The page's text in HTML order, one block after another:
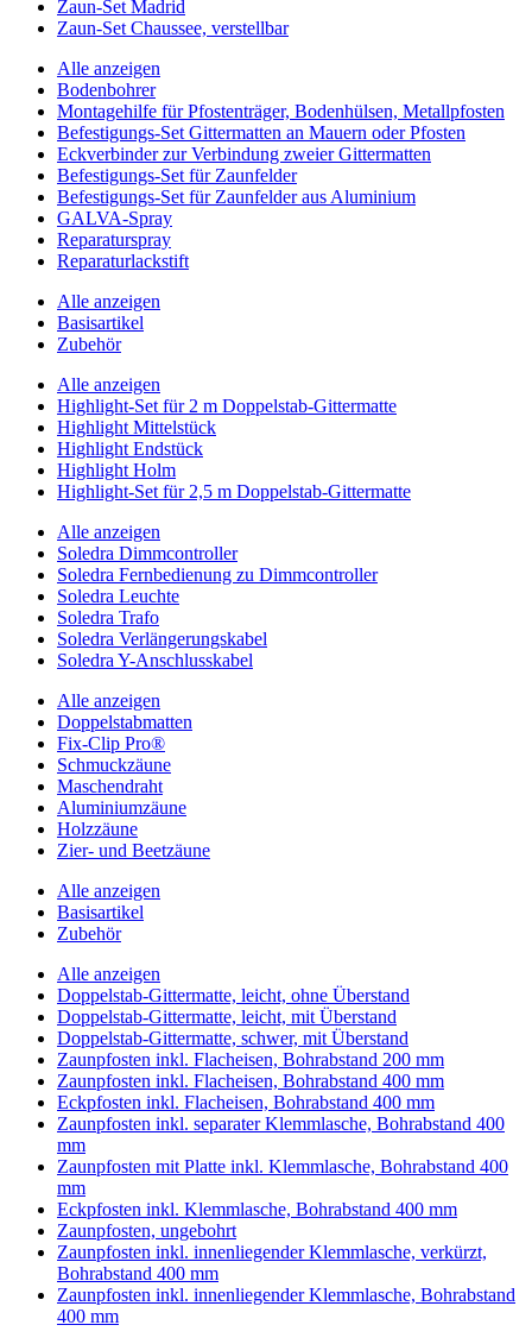
Zaun-Set Madrid
Zaun-Set Chaussee, verstellbar
Alle anzeigen
Bodenbohrer
Montagehilfe für Pfostenträger, Bodenhülsen, Metallpfosten
Befestigungs-Set Gittermatten an Mauern oder Pfosten
Eckverbinder zur Verbindung zweier Gittermatten
Befestigungs-Set für Zaunfelder
Befestigungs-Set für Zaunfelder aus Aluminium
GALVA-Spray
Reparaturspray
Reparaturlackstift
Alle anzeigen
Basisartikel
Zubehör
Alle anzeigen
Highlight-Set für 2 m Doppelstab-Gittermatte
Highlight Mittelstück
Highlight Endstück
Highlight Holm
Highlight-Set für 2,5 m Doppelstab-Gittermatte
Alle anzeigen
Soledra Dimmcontroller
Soledra Fernbedienung zu Dimmcontroller
Soledra Leuchte
Soledra Trafo
Soledra Verlängerungskabel
Soledra Y-Anschlusskabel
Alle anzeigen
Doppelstabmatten
Fix-Clip Pro®
Schmuckzäune
Maschendraht
Aluminiumzäune
Holzzäune
Zier- und Beetzäune
Alle anzeigen
Basisartikel
Zubehör
Alle anzeigen
Doppelstab-Gittermatte, leicht, ohne Überstand
Doppelstab-Gittermatte, leicht, mit Überstand
Doppelstab-Gittermatte, schwer, mit Überstand
Zaunpfosten inkl. Flacheisen, Bohrabstand 200 mm
Zaunpfosten inkl. Flacheisen, Bohrabstand 400 mm
Eckpfosten inkl. Flacheisen, Bohrabstand 400 mm
Zaunpfosten inkl. separater Klemmlasche, Bohrabstand 400
mm
Zaunpfosten mit Platte inkl. Klemmlasche, Bohrabstand 400
mm
Eckpfosten inkl. Klemmlasche, Bohrabstand 400 mm
Zaunpfosten, ungebohrt
Zaunpfosten inkl. innenliegender Klemmlasche, verkürzt,
Bohrabstand 400 mm
Zaunpfosten inkl. innenliegender Klemmlasche, Bohrabstand
400 mm